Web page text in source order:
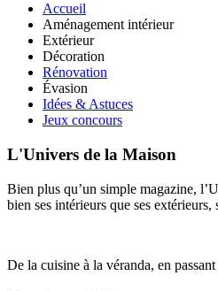
Accueil
Aménagement intérieur
Extérieur
Décoration
Rénovation
Évasion
Idées & Astuces
Jeux concours
L'Univers de la Maison
Bien plus qu’un simple magazine,
bien ses intérieurs que ses extérieurs,
De la cuisine à la véranda, en